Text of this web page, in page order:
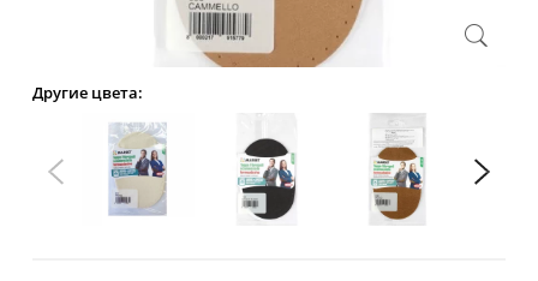
Другие цвета: